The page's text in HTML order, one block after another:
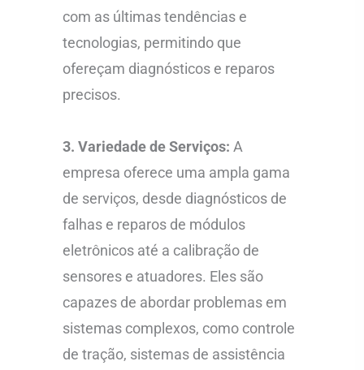
com as últimas tendências e
tecnologias, permitindo que
ofereçam diagnósticos e reparos
precisos.
3. Variedade de Serviços: A
empresa oferece uma ampla gama
de serviços, desde diagnósticos de
falhas e reparos de módulos
eletrônicos até a calibração de
sensores e atuadores. Eles são
capazes de abordar problemas em
sistemas complexos, como controle
de tração, sistemas de assistência